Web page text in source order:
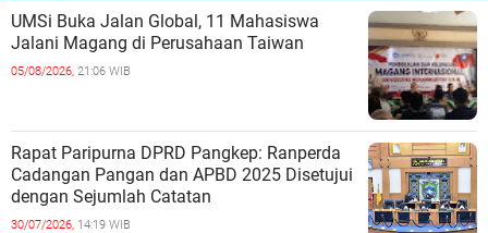
UMSi Buka Jalan Global, 11 Mahasiswa
Jalani Magang di Perusahaan Taiwan
05/08/2026, 21:06 WIB
Rapat Paripurna DPRD Pangkep: Ranperda
Cadangan Pangan dan APBD 2025 Disetujui
dengan Sejumlah Catatan
30/07/2026, 14:19 WIB